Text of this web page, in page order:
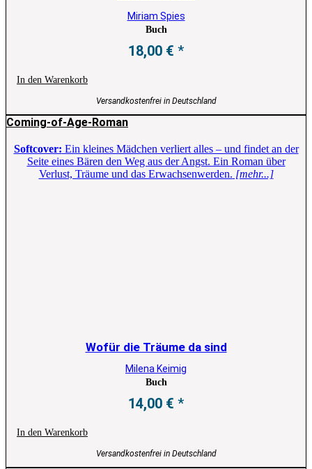
Miriam Spies
Buch
18,00 €
In den Warenkorb
Versandkostenfrei in Deutschland
Coming-of-Age-Roman
Softcover: Ein kleines Mädchen verliert alles – und findet an der
Seite eines Bären den Weg aus der Angst. Ein Roman über
Verlust, Träume und das Erwachsenwerden. [mehr...]
Wofür die Träume da sind
Milena Keimig
Buch
14,00 €
In den Warenkorb
Versandkostenfrei in Deutschland